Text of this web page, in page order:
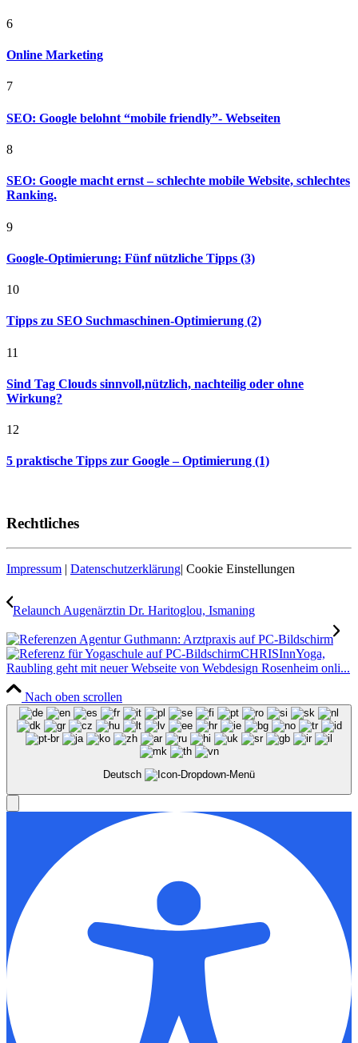
6
Online Marketing
7
SEO: Google belohnt “mobile friendly”- Webseiten
8
SEO: Google macht ernst – schlechte mobile Website, schlechtes
Ranking.
9
Google-Optimierung: Fünf nützliche Tipps (3)
10
Tipps zu SEO Suchmaschinen-Optimierung (2)
11
Sind Tag Clouds sinnvoll,nützlich, nachteilig oder ohne
Wirkung?
12
5 praktische Tipps zur Google – Optimierung (1)
Rechtliches
Impressum | Datenschutzerklärung| Cookie Einstellungen
Relaunch Augenärztin Dr. Haritoglou, Ismaning
CHRISInnYoga,
Raubling geht mit neuer Webseite von Webdesign Rosenheim onli...
Nach oben scrollen
Deutsch